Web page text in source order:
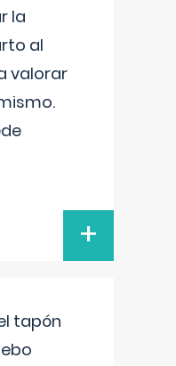
la
al
valorar
+
tapón